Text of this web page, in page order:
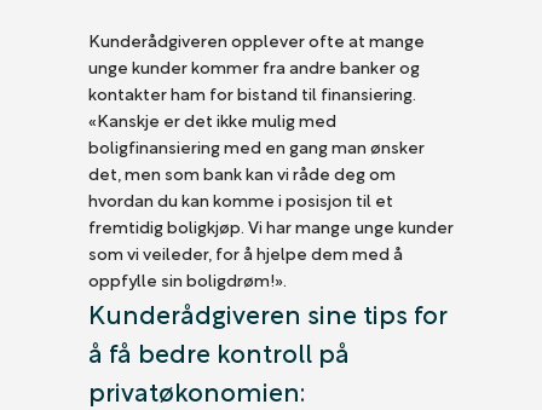
Kunderådgiveren opplever ofte at mange
unge kunder kommer fra andre banker og
kontakter ham for bistand til finansiering.
«Kanskje er det ikke mulig med
boligfinansiering med en gang man ønsker
det, men som bank kan vi råde deg om
hvordan du kan komme i posisjon til et
fremtidig boligkjøp. Vi har mange unge kunder
som vi veileder, for å hjelpe dem med å
oppfylle sin boligdrøm!».
Kunderådgiveren sine tips for
å få bedre kontroll på
privatøkonomien: